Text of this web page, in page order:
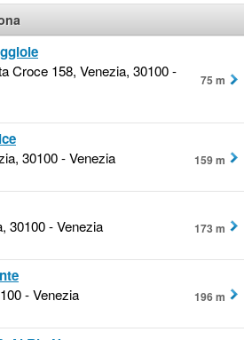
Croce 158, Venezia, 30100 -
75 m
30100 - Venezia
159 m
30100 - Venezia
173 m
- Venezia
196 m